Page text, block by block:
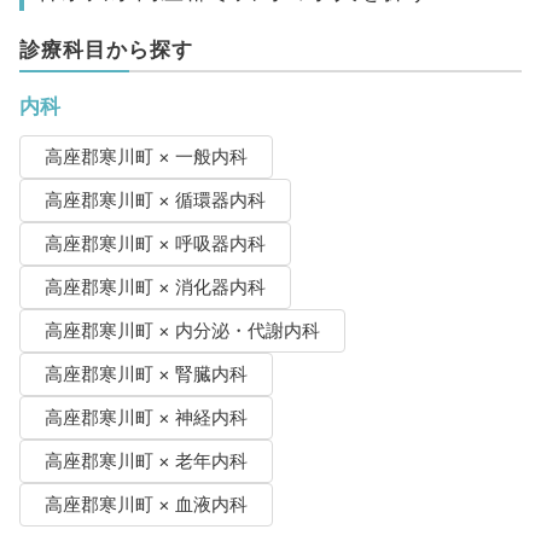
診療科目から探す
内科
高座郡寒川町 × 一般内科
高座郡寒川町 × 循環器内科
高座郡寒川町 × 呼吸器内科
高座郡寒川町 × 消化器内科
高座郡寒川町 × 内分泌・代謝内科
高座郡寒川町 × 腎臓内科
高座郡寒川町 × 神経内科
高座郡寒川町 × 老年内科
高座郡寒川町 × 血液内科